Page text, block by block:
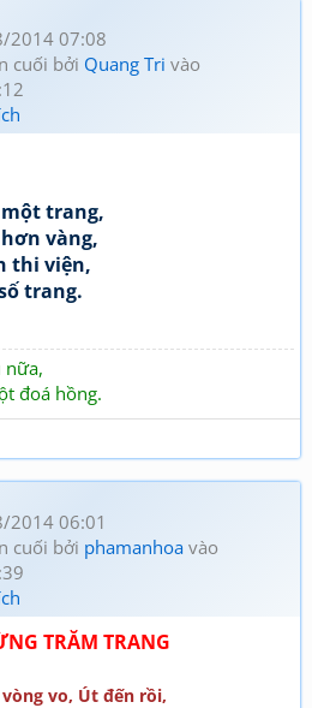
2014 07:08
cuối bởi Quang Tri vào
trang,
vàng,
thi viện,
trang.
nữa,
đoá hồng.
2014 06:01
cuối bởi phamanhoa vào
TRĂM TRANG
vòng vo, Út đến rồi,